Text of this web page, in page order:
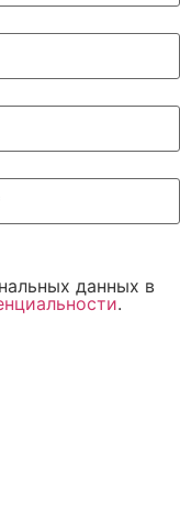
данных в
.